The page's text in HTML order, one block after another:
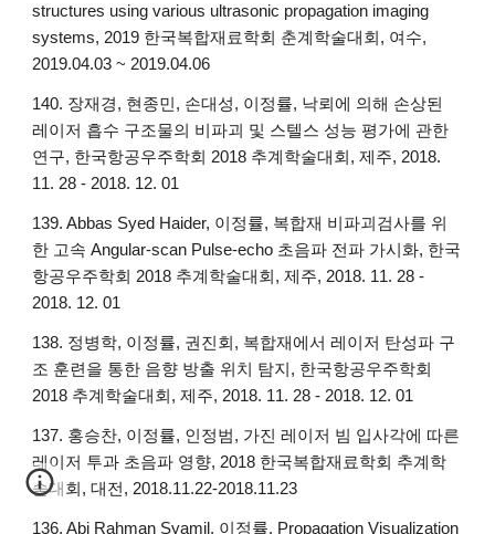
structures using various ultrasonic propagation imaging
systems, 2019 한국복합재료학회 춘계학술대회, 여수,
2019.04.03 ~ 2019.04.06
140. 장재경, 현종민, 손대성, 이정률, 낙뢰에 의해 손상된
레이저 흡수 구조물의 비파괴 및 스텔스 성능 평가에 관한
연구, 한국항공우주학회 2018 추계학술대회, 제주, 2018.
11. 28 - 2018. 12. 01
139. Abbas Syed Haider, 이정률, 복합재 비파괴검사를 위
한 고속 Angular-scan Pulse-echo 초음파 전파 가시화, 한국
항공우주학회 2018 추계학술대회, 제주, 2018. 11. 28 -
2018. 12. 01
138. 정병학, 이정률, 권진회, 복합재에서 레이저 탄성파 구
조 훈련을 통한 음향 방출 위치 탐지, 한국항공우주학회
2018 추계학술대회, 제주, 2018. 11. 28 - 2018. 12. 01
137. 홍승찬, 이정률, 인정범, 가진 레이저 빔 입사각에 따른
레이저 투과 초음파 영향, 2018 한국복합재료학회 추계학
술대회, 대전, 2018.11.22-2018.11.23
136. Abi Rahman Syamil, 이정률, Propagation Visualization